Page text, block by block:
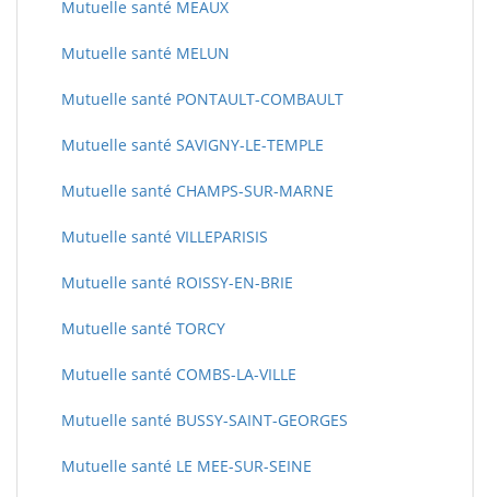
Mutuelle santé MEAUX
Mutuelle santé MELUN
Mutuelle santé PONTAULT-COMBAULT
Mutuelle santé SAVIGNY-LE-TEMPLE
Mutuelle santé CHAMPS-SUR-MARNE
Mutuelle santé VILLEPARISIS
Mutuelle santé ROISSY-EN-BRIE
Mutuelle santé TORCY
Mutuelle santé COMBS-LA-VILLE
Mutuelle santé BUSSY-SAINT-GEORGES
Mutuelle santé LE MEE-SUR-SEINE